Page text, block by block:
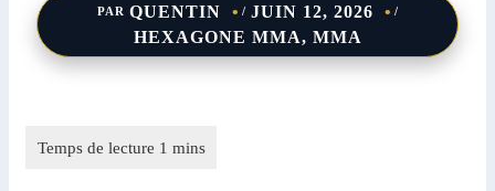
PAR QUENTIN / JUIN 12, 2026 /
HEXAGONE MMA, MMA